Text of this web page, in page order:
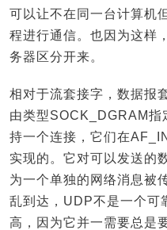
可以让不在同一台计算机
程进行通信。也因为这样
务器区分开来。
相对于流套接字，数据报
由类型SOCK_DGRAM指
持一个连接，它们在
实现的。它对可以发送的
为一个单独的网络消息被
乱到达，UDP不是一个可
高，因为它并一需要总是